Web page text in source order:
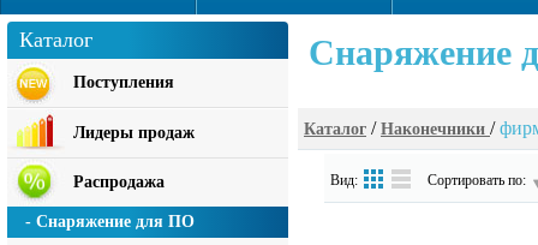
Cнаряжение
Каталог / Наконечники /
Вид: Сортировать по:
Каталог
Поступления
Лидеры продаж
Распродажа
- Снаряжение для ПО